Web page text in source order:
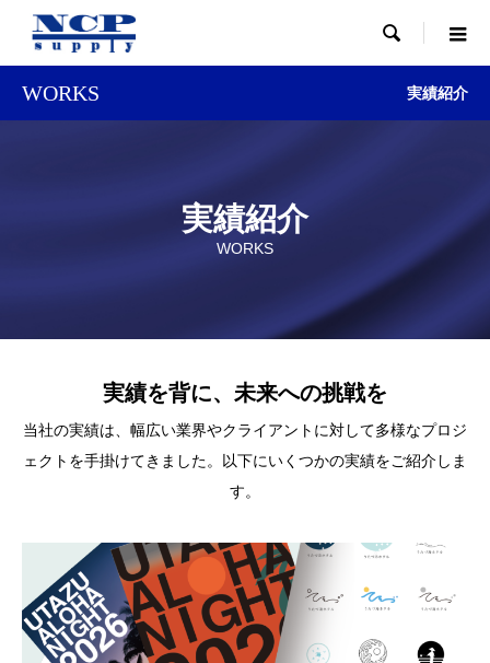

WORKS 実績紹介
実績紹介
WORKS
実績を背に、未来への挑戦を
当社の実績は、幅広い業界やクライアントに対して多様なプロジ
ェクトを手掛けてきました。以下にいくつかの実績をご紹介しま
す。